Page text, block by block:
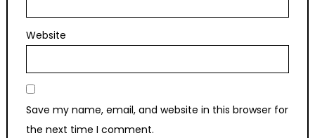
Website
Save my name, email, and website in this browser for
the next time I comment.